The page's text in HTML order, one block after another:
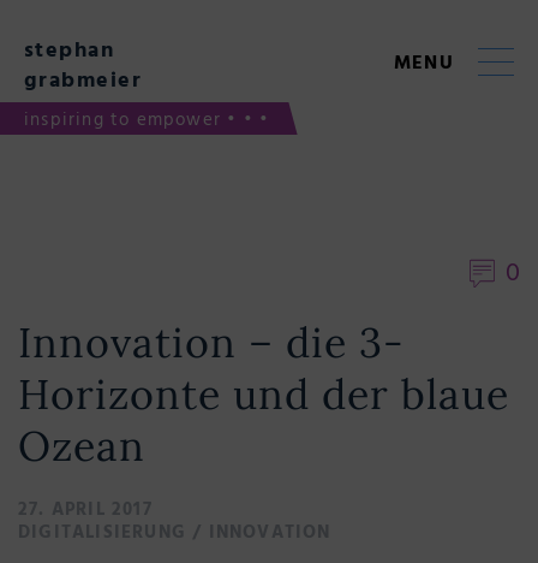
content
stephan
grabmeier
inspiring to empower • • •
MENU
0
Innovation – die 3-
Horizonte und der blaue
Ozean
27. APRIL 2017
DIGITALISIERUNG / INNOVATION